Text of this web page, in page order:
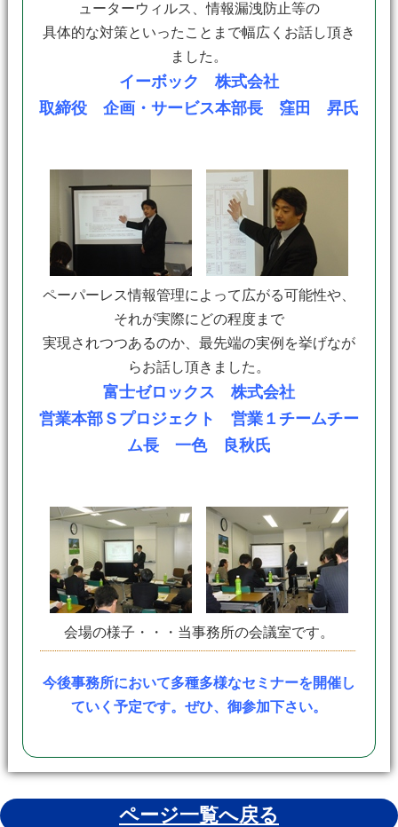
ューターウィルス、情報漏洩防止等の
具体的な対策といったことまで幅広くお話し頂き
ました。
イーボック 株式会社
取締役 企画・サービス本部長 窪田 昇氏
ペーパーレス情報管理によって広がる可能性や、
それが実際にどの程度まで
実現されつつあるのか、最先端の実例を挙げなが
らお話し頂きました。
富士ゼロックス 株式会社
営業本部Ｓプロジェクト 営業１チームチー
ム長 一色 良秋氏
会場の様子・・・当事務所の会議室です。
今後事務所において多種多様なセミナーを開催し
ていく予定です。ぜひ、御参加下さい。
ページ一覧へ戻る